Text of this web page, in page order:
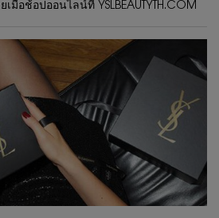
มื่อช้อปออนไลน์ที่ YSLBEAUTYTH.COM